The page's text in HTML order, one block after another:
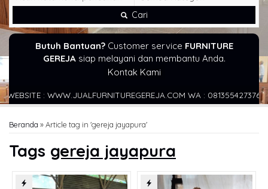
Cari
Butuh Bantuan?Customer service FURNITURE
GEREJAsiap melayani dan membantu Anda.
Kontak Kami
: WWW.JUALFURNITUREGEREJA.COM WA : 081355427376
Beranda »Article tag in 'gereja jayapura'
Tags gereja jayapura